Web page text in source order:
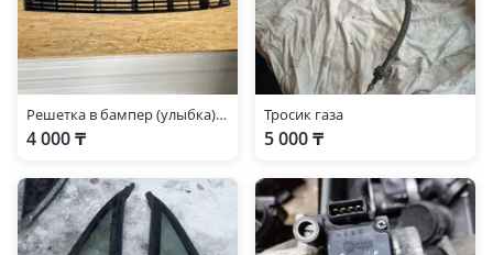
Решетка в бампер (улыбка) — Audi 100 C4 1990-1994
4 000 ₸
Тросик газа
5 000 ₸